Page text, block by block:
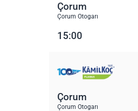
Çorum
Çorum Otogarı
15:00
Çorum
Çorum Otogarı